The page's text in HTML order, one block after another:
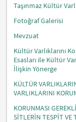
Taşınmaz Kültür
Fotoğraf Galerisi
Mevzuat
Kültür Varlıklarını
Esasları ile Kültür
İlişkin Yönerge
KÜLTÜR
VARLIKLARINI
KORUNMASI
SİTLERİN TESPİT VE